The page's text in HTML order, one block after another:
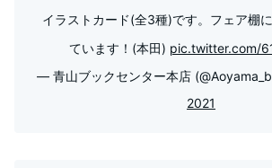
イラストカード(全3種)です。フェア棚
ています！(本田) pic.twitter.com/
— 青山ブックセンター本店
2021